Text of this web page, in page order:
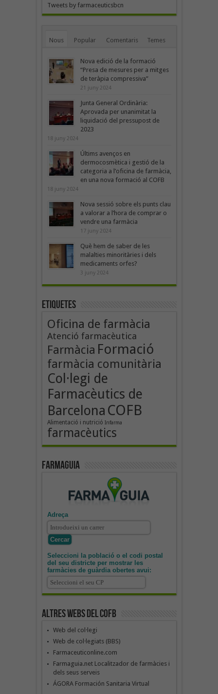
Tweets by farmaceuticsbcn
Nous Popular Comentaris Temes
Nova edició de la formació
“Presa de mesures per a mitges
de teràpia compressiva”
21 juny 2024
Junta General Ordinària:
Aprovada per unanimitat la
liquidació del pressupost de
2023
18 juny 2024
Últims avenços en
dermocosmètica i gestió de la
categoria a l’oficina de farmàcia,
en una nova formació al COFB
18 juny 2024
Nova sessió sobre els punts clau
a valorar a l’hora de comprar o
vendre una farmàcia
17 juny 2024
Què hem de saber de les
malalties minoritàries i dels
medicaments orfes?
3 juny 2024
Etiquetes
Oficina de farmàcia
Atenció farmacèutica
Farmàcia Formació
farmàcia comunitària
Col·legi de
Farmacèutics de
Barcelona COFB
Alimentació i nutrició Infarma
farmacèutics
Farmaguia
Adreça
Seleccioni la població o el codi postal
del seu districte per mostrar les
farmàcies de guàrdia obertes avui:
Altres webs del COFB
Web del col·legi
Web de col·legiats (BBS)
Farmaceuticonline.com
Farmaguia.net Localitzador de farmàcies i
dels seus serveis
ÁGORA Formación Sanitaria Virtual